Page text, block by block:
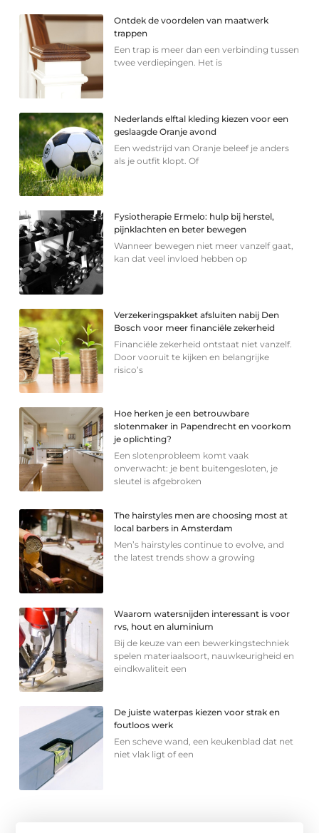
Ontdek de voordelen van maatwerk
trappen
Een trap is meer dan een verbinding tussen
twee verdiepingen. Het is
Nederlands elftal kleding kiezen voor een
geslaagde Oranje avond
Een wedstrijd van Oranje beleef je anders
als je outfit klopt. Of
Fysiotherapie Ermelo: hulp bij herstel,
pijnklachten en beter bewegen
Wanneer bewegen niet meer vanzelf gaat,
kan dat veel invloed hebben op
Verzekeringspakket afsluiten nabij Den
Bosch voor meer financiële zekerheid
Financiële zekerheid ontstaat niet vanzelf.
Door vooruit te kijken en belangrijke
risico’s
Hoe herken je een betrouwbare
slotenmaker in Papendrecht en voorkom
je oplichting?
Een slotenprobleem komt vaak
onverwacht: je bent buitengesloten, je
sleutel is afgebroken
The hairstyles men are choosing most at
local barbers in Amsterdam
Men’s hairstyles continue to evolve, and
the latest trends show a growing
Waarom watersnijden interessant is voor
rvs, hout en aluminium
Bij de keuze van een bewerkingstechniek
spelen materiaalsoort, nauwkeurigheid en
eindkwaliteit een
De juiste waterpas kiezen voor strak en
foutloos werk
Een scheve wand, een keukenblad dat net
niet vlak ligt of een